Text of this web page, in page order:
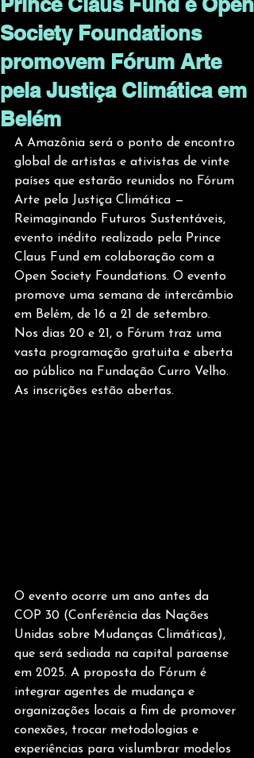
Society Foundations
promovem Fórum Arte
pela Justiça Climática em
Belém
A Amazônia será o ponto de encontro
global de artistas e ativistas de vinte
países que estarão reunidos no Fórum
Arte pela Justiça Climática —
Reimaginando Futuros Sustentáveis,
evento inédito realizado pela Prince
Claus Fund em colaboração com a
Open Society Foundations. O evento
promove uma semana de intercâmbio
em Belém, de 16 a 21 de setembro.
Nos dias 20 e 21, o Fórum traz uma
vasta programação gratuita e aberta
ao público na Fundação Curro Velho.
As inscrições estão abertas.
O evento ocorre um ano antes da
COP 30 (Conferência das Nações
Unidas sobre Mudanças Climáticas),
que será sediada na capital paraense
em 2025. A proposta do Fórum é
integrar agentes de mudança e
organizações locais a fim de promover
conexões, trocar metodologias e
experiências para vislumbrar modelos